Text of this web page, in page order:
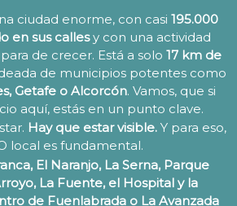
ciudad enorme, con casi 195.000
en sus callesy con una actividad
de crecer. Está a solo 17 km de
de municipios potentes como
Getafe o Alcorcón. Vamos, que si
aquí, estás en un punto clave.
Hay que estar visible. Y para eso,
local es fundamental.
El Naranjo, La Serna, Parque
La Fuente, el Hospital y la
de Fuenlabrada o La Avanzada